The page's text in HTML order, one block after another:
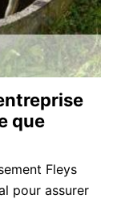
que
Fleys
pour assurer